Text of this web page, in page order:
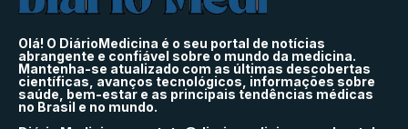
Olá! O DiárioMedicina é o seu portal de notícias
abrangente e confiável sobre o mundo da medicina.
Mantenha-se atualizado com as últimas descobertas
científicas, avanços tecnológicos, informações sobre
saúde, bem-estar e as principais tendências médicas
no Brasil e no mundo.